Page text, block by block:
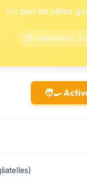
Un plat de pâtes
⏱️ Préparation : 5
🧑‍🍳